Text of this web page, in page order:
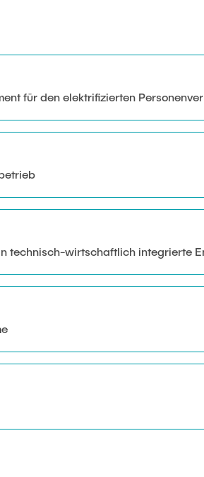
für den elektrifizierten
technisch-wirtschaftlich integrierte